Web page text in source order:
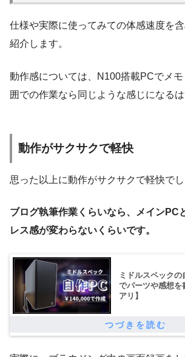
仕様や実際に使ってみての体感速度を
紹介します。
動作感については、N100搭載PCでメ
囲での作業なら同じような感じになるは
動作がサクサクで軽快
思った以上に動作がサクサクで軽快でし
ブログ執筆作業くらいなら、メインPC
レス感が変わらないくらいです。
ミドルスペック
でパーツや感想を
アリ】